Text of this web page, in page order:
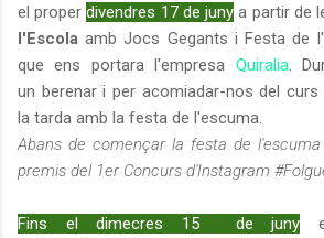
el properdivendres 17 de juny a partir de
l'Escola amb Jocs Gegants i Festa de
que ens portara l'empresa Quiralia.
un berenar i per acomiadar-nos del curs
la tarda amb la festa de l'escuma.
Abans de començar la festa de
premis del 1er Concurs d'Instagram
Fins el dimecres 15 de juny